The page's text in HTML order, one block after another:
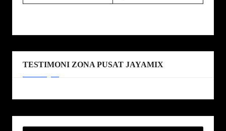
TESTIMONI ZONA PUSAT JAYAMIX